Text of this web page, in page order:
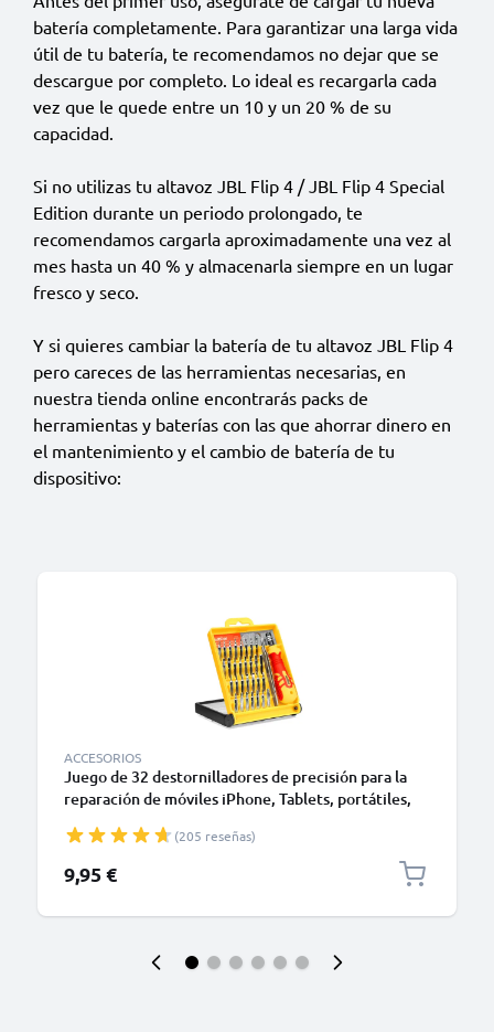
batería completamente. Para garantizar una larga vida
útil de tu batería, te recomendamos no dejar que se
descargue por completo. Lo ideal es recargarla cada
vez que le quede entre un 10 y un 20 % de su
capacidad.
Si no utilizas tu altavoz JBL Flip 4 / JBL Flip 4 Special
Edition durante un periodo prolongado, te
recomendamos cargarla aproximadamente una vez al
mes hasta un 40 % y almacenarla siempre en un lugar
fresco y seco.
Y si quieres cambiar la batería de tu altavoz JBL Flip 4
pero careces de las herramientas necesarias, en
nuestra tienda online encontrarás packs de
herramientas y baterías con las que ahorrar dinero en
el mantenimiento y el cambio de batería de tu
dispositivo:
ACCESORIOS
Juego de 32 destornilladores de precisión para la
reparación de móviles iPhone, Tablets, portátiles,
estante/soporte | Torx
(205 reseñas)
9,95 €